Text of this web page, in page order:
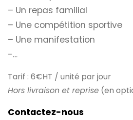
– Un repas familial
– Une compétition sportive
– Une manifestation
-…
Tarif : 6€HT / unité par jour
Hors livraison et reprise (en
Contactez-nous